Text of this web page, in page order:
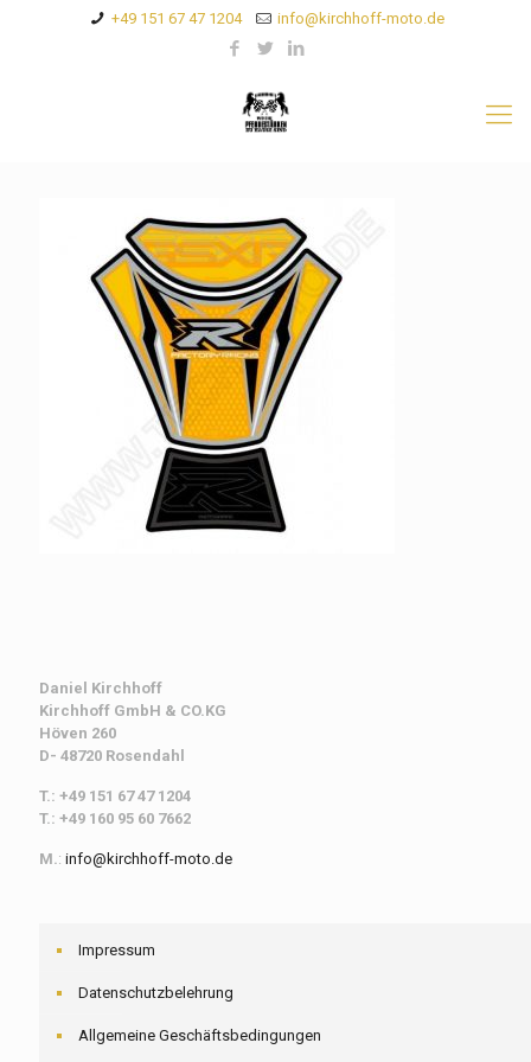
+49 151 67 47 1204 info@kirchhoff-moto.de
Daniel Kirchhoff
Kirchhoff GmbH & CO.KG
Höven 260
D- 48720 Rosendahl
T.: +49 151 67 47 1204
T.: +49 160 95 60 7662
M.: info@kirchhoff-moto.de
Impressum
Datenschutzbelehrung
Allgemeine Geschäftsbedingungen